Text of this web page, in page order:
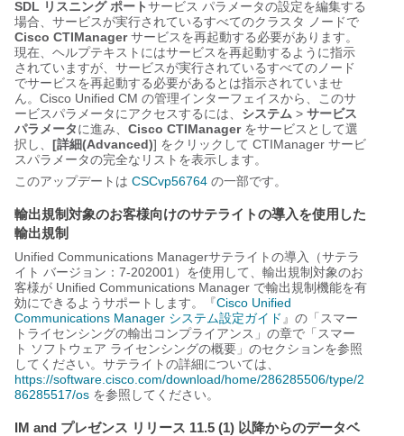
SDL リスニング ポートサービス パラメータの設定を編集する
場合、サービスが実行されているすべてのクラスタ ノードで
Cisco CTIManagerサービスを再起動する必要があります。
現在、ヘルプテキストにはサービスを再起動するように指示
されていますが、サービスが実行されているすべてのノード
でサービスを再起動する必要があるとは指示されていませ
ん。Cisco Unified CM の管理インターフェイスから、このサ
ービスパラメータにアクセスするには、 システム > サービス
パラメータに進み、 Cisco CTIManagerをサービスとして選
択し、 [詳細(Advanced)] をクリックして CTIManager サービ
スパラメータの完全なリストを表示します。
このアップデートは CSCvp56764 の一部です。
輸出規制対象のお客様向けのサテライトの導入を使用した
輸出規制
Unified Communications Managerサテライトの導入（サテラ
イト バージョン：7-202001）を使用して、輸出規制対象のお
客様が Unified Communications Manager で輸出規制機能を有
効にできるようサポートします。『Cisco Unified
Communications Manager システム設定ガイド 』の「スマー
トライセンシングの輸出コンプライアンス」の章で「スマー
ト ソフトウェア ライセンシングの概要」のセクションを参照
してください。サテライトの詳細については、
https://software.cisco.com/download/home/286285506/type/2
86285517/os を参照してください。
IM and プレゼンス リリース 11.5 (1) 以降からのデータベ